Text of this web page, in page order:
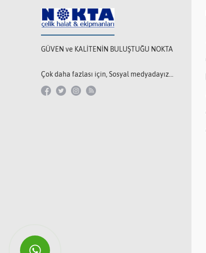
GÜVEN ve KALİTENİN BULUŞTUĞU NOKTA
Çok daha fazlası için, Sosyal medyadayız...